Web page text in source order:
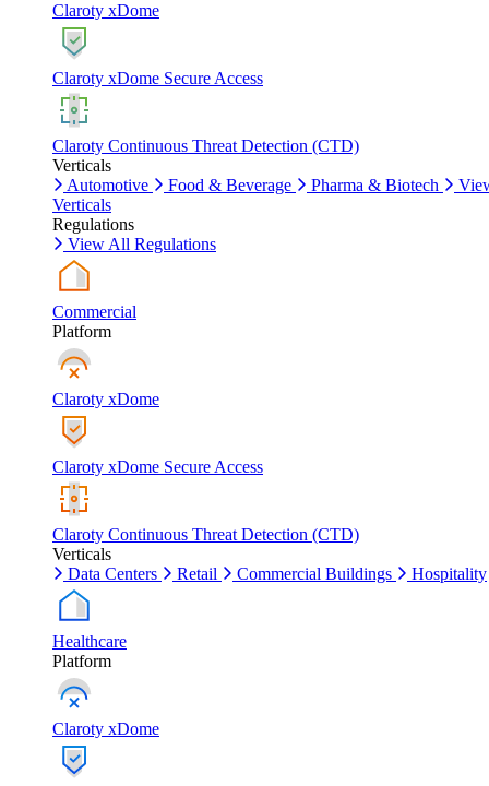
Claroty xDome
Claroty xDome Secure Access
Claroty Continuous Threat Detection (CTD)
Verticals
Automotive
Food & Beverage Pharma & Biotech
Verticals
Regulations
View All Regulations
Commercial
Platform
Claroty xDome
Claroty xDome Secure Access
Claroty Continuous Threat Detection (CTD)
Verticals
Data Centers
Retail Commercial Buildings Hospitality
Healthcare
Platform
Claroty xDome